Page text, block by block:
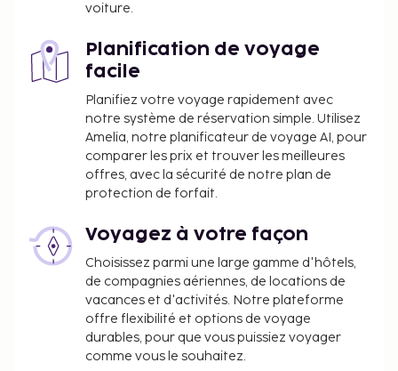
enfant de moins de 18 ans doivent présenter
d'identité avec sa photo (passeport, par
exemple) à l'arrivée. Si l'enfant n'est
accompagné que d'un seul parent, ce dernier
doit présenter, en plus des documents
mentionnés précédemment, un certificat
d'autorisation de voyager signé par l'autre
parent. Si les parents ou le tuteur légal, le cas
échéant, ne sont pas en mesure ou ne sont pas
disposés à présenter cette autorisation, une
autorisation juridique sera requise. Les
personnes souhaitant voyager au Brésil avec
des enfants devront contacter le consulat
brésilien avant leur départ pour obtenir plus
d'informations.
Piscine accessible de 09 h 00 à 20 h 00.
voiture.
Planification de voyage
facile
Planifiez votre voyage rapidement avec
notre système de réservation simple. Utilisez
Amelia, notre planificateur de voyage AI, pour
comparer les prix et trouver les meilleures
offres, avec la sécurité de notre plan de
protection de forfait.
Voyagez à votre façon
Choisissez parmi une large gamme d'hôtels,
de compagnies aériennes, de locations de
vacances et d'activités. Notre plateforme
offre flexibilité et options de voyage
durables, pour que vous puissiez voyager
comme vous le souhaitez.